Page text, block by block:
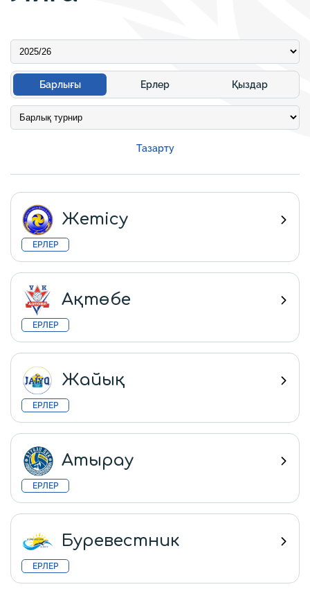
Барлығы Ерлер Қыздар
Тазарту
Жетісу
ЕРЛЕР
Ақтөбе
ЕРЛЕР
Жайық
ЕРЛЕР
Атырау
ЕРЛЕР
Буревестник
ЕРЛЕР